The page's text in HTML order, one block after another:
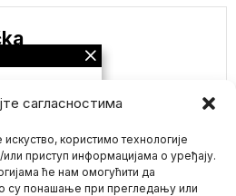
сагласностима
користимо технологије
приступ информацијама о уређају.
ће нам омогућити да
су понашање при прегледању или
blanko
će
Američki
Džo Bajden
očekuje